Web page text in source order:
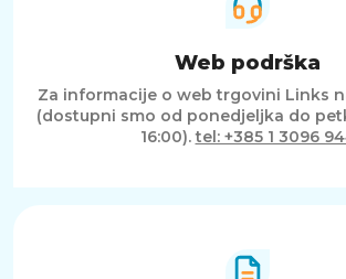
Web podrška
Za informacije o web trgovini Links
(dostupni smo od ponedjeljka do
16:00).tel: +385 1 3096